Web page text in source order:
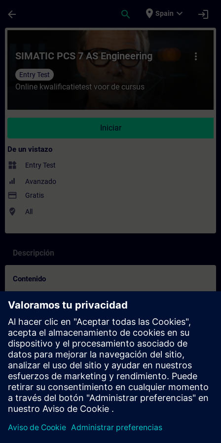
arrow_back search place Spain expand_more login
Curso - SIMATIC PCS 7 AS Engineering
more_vert
SIMATIC PCS 7 AS Engineering
Entry Test
Online kwalificatietest voor de cursus
Iniciar
De un vistazo
widgets Entry Test
Avanzado
payment Gratis
where_to_vote All
Descripción
Contenido
Deze test helpt u om erachter te komen of u over de vereiste
basiskennis beschikt.
De test heeft 10 vragen.
geen tijdslimiet
Als umeer dan 70% correctantwoordt, bent u klaar om
aan de cursus deel te nemen.
Als u minder dan 70% scoort, raden wij u aan de cursus
SIMATIC PCS 7 systeemcursus (ST-PCS7SYS) te volgen
om uw basis op te bouwen.